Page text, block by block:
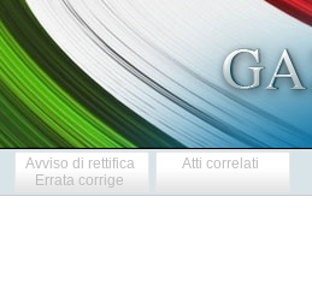
Avviso di rettifica
Errata corrige
Atti correlati